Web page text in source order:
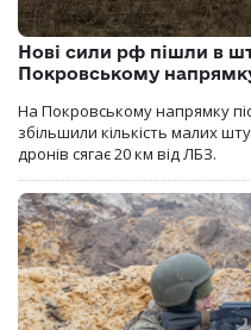
Нові сили рф пішли в
Покровському
На Покровському напрямку
збільшили кількість малих
дронів сягає 20 км від ЛБЗ.